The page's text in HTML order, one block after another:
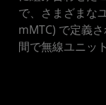
で、さまざまな
mMTC) で定義
間で無線ユニッ